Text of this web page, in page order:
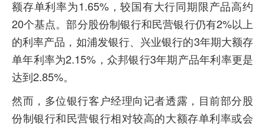
额存单利率为1.65%，较国有大行同期限产品高约
20个基点。部分股份制银行和民营银行仍有2%以上
的利率产品，如浦发银行、兴业银行的3年期大额存
单年利率为2.15%，众邦银行3年期产品年利率更是
达到2.85%。
然而，多位银行客户经理向记者透露，目前部分股
份制银行和民营银行相对较高的大额存单利率或会